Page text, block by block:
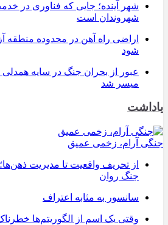
شهر آینده؛ جایی که فناوری در
شهروندان است
اراضی راه آهن در محدوده منطقه
شود
عبور از بحران جنگ در سایه
میسر شد
یاداشت
جنگی آرام، زخمی عمیق
از تحریف واقعیت تا مدیریت
جنگ روان
سانسور به مثابه اعتراف
وقتی یک اسم از الگوریتم‌ها